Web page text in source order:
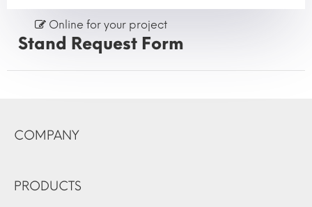
Online for your project
Stand Request Form
COMPANY
PRODUCTS